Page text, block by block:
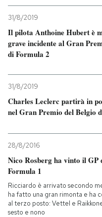
SHOP
CALENDARIO
Entra
31/8/2019
Il pilota Anthoine Hubert è
grave incidente al Gran
di Formula 2
31/8/2019
Charles Leclerc partirà in
nel Gran Premio del Belgio
28/8/2016
Nico Rosberg ha vinto il GP
Formula 1
Ricciardo è arrivato secondo
ha fatto una gran rimonta e ha
al terzo posto: Vettel e
sesto e nono